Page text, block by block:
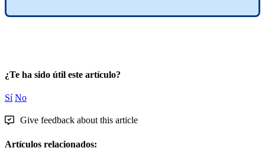
¿Te ha sido útil este artículo?
Sí No
Give feedback about this article
Artículos relacionados: